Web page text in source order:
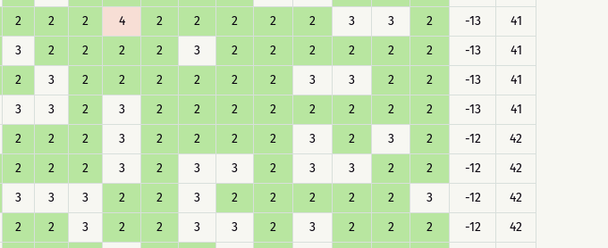
2 2 2 4 2 2 2 2 2 3 3 2 -13
41
3 2 2 2 2 3 2 2 2 2 2 2 -13
41
2 3 2 2 2 2 2 2 3 3 2 2 -13
41
3 3 2 3 2 2 2 2 2 2 2 2 -13
41
2 2 2 3 2 2 2 2 3 2 3 2 -12
42
2 2 2 3 2 3 3 2 3 3 2 2 -12
42
3 3 3 2 2 3 2 2 2 2 2 3 -12
42
2 2 3 2 2 3 3 2 3 2 2 2 -12
42